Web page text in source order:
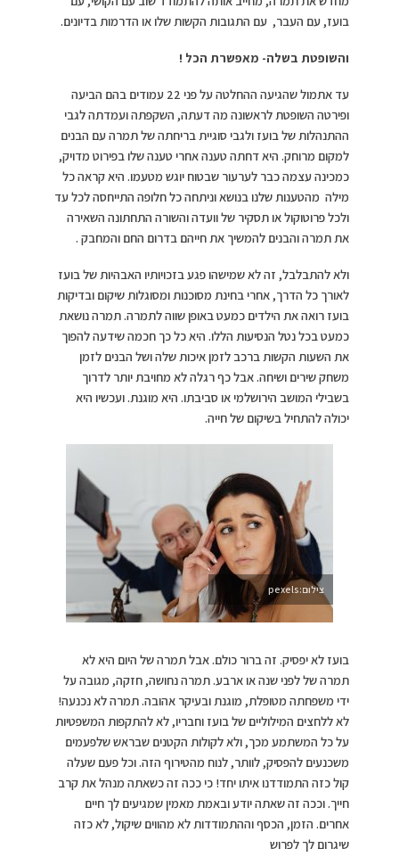
בועז, עם העבר, עם התגובות הקשות שלו או הדרמות בדיונים.
והשופטת בשלה- מאפשרת הכל !
עד אתמול שהגיעה ההחלטה על פני 22 עמודים בהם הביעה
ופירטה השופטת לראשונה מה דעתה, השקפתה ועמדתה לגבי
ההתנהלות של בועז ולגבי סוגיית בריחתה של תמרה עם הבנים
למקום מרוחק. היא דחתה טענה אחרי טענה שלו בפירוט מדויק,
כמכינה עצמה כבר לערעור שבטוח יוגש מטעמו. היא קראה כל
מילה מהטענות שלנו בנושא וניתחה כל חלופה התייחסה לכל עד
ולכל פרוטוקול או תסקיר של וועדה והשורה התחתונה השאירה
את תמרה והבנים להמשיך את חייהם בדרום החם והמחבק .
ולא להתבלבל, זה לא שמישהו פגע בזכויותיו האבהיות של בועז
לאורך כל הדרך, אחרי בחינת מסוכנות ומסוגלות שיקום ובדיקות
בועז רואה את הילדים כמעט באופן שווה לתמרה. תמרה נושאת
כמעט בכל נטל הנסיעות הללו. היא כל כך חכמה שידעה להפוך
את השעות הקשות ברכב לזמן איכות שלה ושל הבנים לזמן
משחק שירים ושיחה. אבל כף רגלה לא מחויבת יותר לדרוך
בשבילי המושב הירושלמי או סביבתו. היא מוגנת. ועכשיו היא
יכולה להתחיל בשיקום של חייה.
צילום:pexels
בועז לא יפסיק. זה ברור כולם. אבל תמרה של היום היא לא
תמרה של לפני שנה או ארבע. תמרה נחושה, חזקה, מגובה על
ידי משפחתה מטופלת, מוגנת ובעיקר אהובה. תמרה לא נכנעה!
לא ללחצים המילוליים של בועז וחבריו, לא להתקפות המשפטיות
על כל המשתמע מכך, ולא לקולות הקטנים שבראש שלפעמים
משכנעים להפסיק, לוותר, לנוח מהטירוף הזה. וכל פעם שעלה
קול כזה התמודדנו איתו יחד! כי ככה זה כשאתה מנהל את קרב
חייך. וככה זה שאתה יודע ובאמת מאמין שמגיעים לך חיים
אחרים. הזמן, הכסף וההתמודדות לא מהווים שיקול, לא כזה
שיגרום לך לפרוש